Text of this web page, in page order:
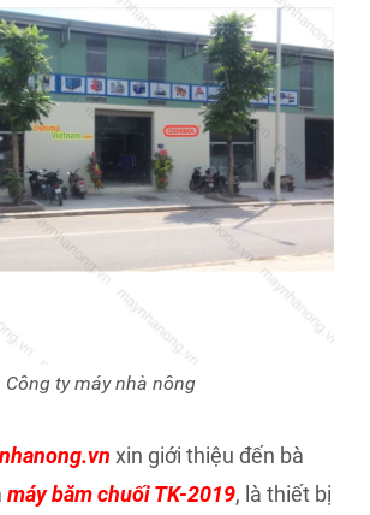
Công ty máy nhà nông
xin giới thiệu đến bà
máy băm chuối TK-2019, là thiết bị